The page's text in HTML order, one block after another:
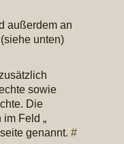
außerdem an
unten)
sowie
Die
Feld „
genannt. #